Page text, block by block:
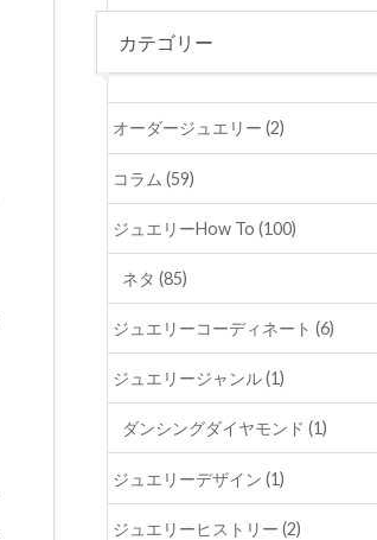
カテゴリー
オーダージュエリー (2)
コラム (59)
ジュエリーHow To (100)
ネタ (85)
ジュエリーコーディネート (6)
ジュエリージャンル (1)
ダンシングダイヤモンド (1)
ジュエリーデザイン (1)
ジュエリーヒストリー (2)